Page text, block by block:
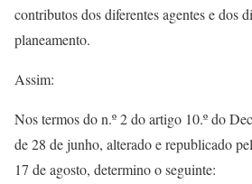
contributos dos diferentes agentes e dos
planeamento.
Assim:
Nos termos do n.º 2 do artigo 10.º do
de 28 de junho, alterado e republicado
17 de agosto, determino o seguinte: